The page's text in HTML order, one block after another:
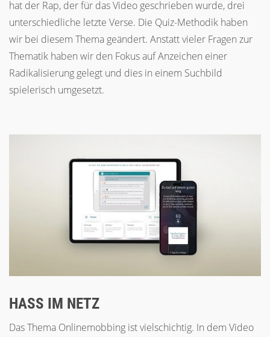
hat der Rap, der für das Video geschrieben wurde, drei
unterschiedliche letzte Verse. Die Quiz-Methodik haben
wir bei diesem Thema geändert. Anstatt vieler Fragen zur
Thematik haben wir den Fokus auf Anzeichen einer
Radikalisierung gelegt und dies in einem Suchbild
spielerisch umgesetzt.
HASS IM NETZ
Das Thema Onlinemobbing ist vielschichtig. In dem Video